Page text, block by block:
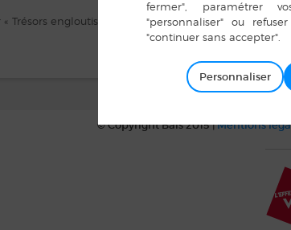
Trésors engloutis »
© Copyright Bais 2015 |Mentions
Personnaliser